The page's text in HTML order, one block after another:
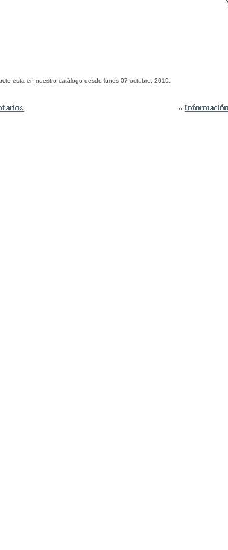
esta en nuestro catálogo desde lunes 07 octubre, 2019.